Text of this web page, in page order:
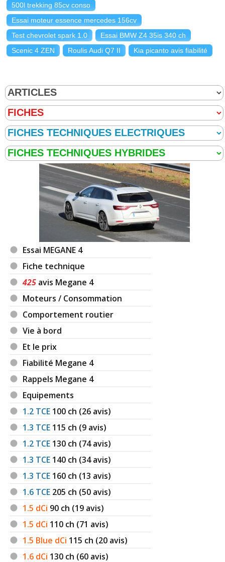
500l trekking 85cv conso
Essai moteur essence mercedes 156cv
Test chevrolet spark 1.0
Essai BMW Z4 35is 340 ch
Scenic 4 ZEN
Roulis Audi Q7 II Kia picanto avis fiabilité
Essai MEGANE 4
Fiche technique
425 avis Megane 4
Moteurs / Consommation
Comportement routier
Vie à bord
Et le prix
Fiabilité Megane 4
Rappels Megane 4
Equipements
1.2 TCE 100 ch (26 avis)
1.3 TCE 115 ch (9 avis)
1.2 TCE 130 ch (74 avis)
1.3 TCE 140 ch (34 avis)
1.3 TCE 160 ch (13 avis)
1.6 TCE 205 ch (50 avis)
1.5 dCi 90 ch (19 avis)
1.5 dCi 110 ch (71 avis)
1.5 Blue dCi 115 ch (20 avis)
1.6 dCi 130 ch (60 avis)